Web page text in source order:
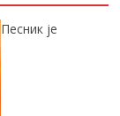
Песник је